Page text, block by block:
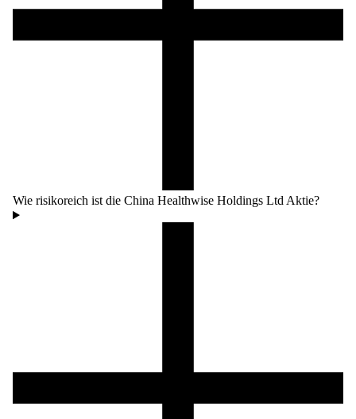
Wie risikoreich ist die China Healthwise Holdings Ltd Aktie?